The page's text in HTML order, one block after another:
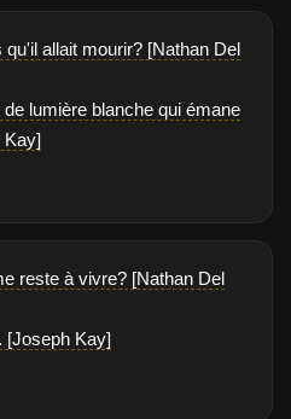
allait mourir? [Nathan Del
lumière blanche qui émane
Kay]
reste à vivre? [Nathan Del
[Joseph Kay]